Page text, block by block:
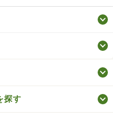
探す